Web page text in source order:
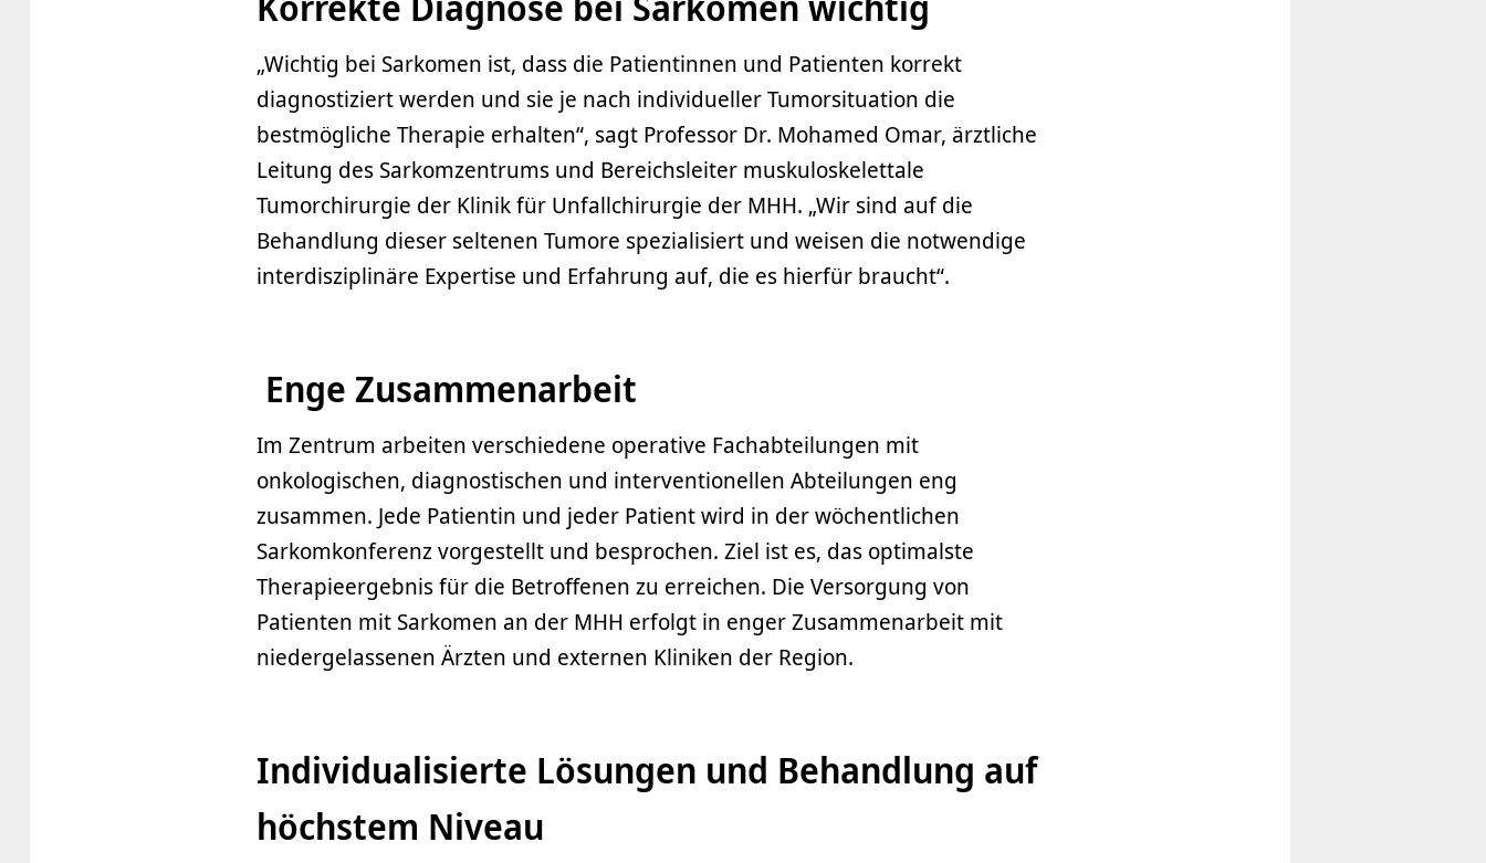
„Wichtig bei Sarkomen ist, dass die Patientinnen und Patienten korrekt
diagnostiziert werden und sie je nach individueller Tumorsituation die
bestmögliche Therapie erhalten“, sagt Professor Dr. Mohamed Omar, ärztliche
Leitung des Sarkomzentrums und Bereichsleiter muskuloskelettale
Tumorchirurgie der Klinik für Unfallchirurgie der MHH. „Wir sind auf die
Behandlung dieser seltenen Tumore spezialisiert und weisen die notwendige
interdisziplinäre Expertise und Erfahrung auf, die es hierfür braucht“.
Enge Zusammenarbeit
Im Zentrum arbeiten verschiedene operative Fachabteilungen mit
onkologischen, diagnostischen und interventionellen Abteilungen eng
zusammen. Jede Patientin und jeder Patient wird in der wöchentlichen
Sarkomkonferenz vorgestellt und besprochen. Ziel ist es, das optimalste
Therapieergebnis für die Betroffenen zu erreichen. Die Versorgung von
Patienten mit Sarkomen an der MHH erfolgt in enger Zusammenarbeit mit
niedergelassenen Ärzten und externen Kliniken der Region.
Individualisierte Lösungen und Behandlung auf
höchstem Niveau